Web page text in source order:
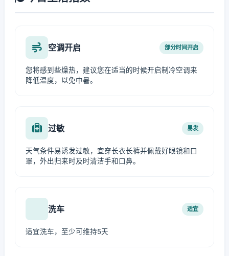
空调开启 部分时间开启
您将感到些燥热，建议您在适当的时候开启制冷空调来
降低温度，以免中暑。
过敏 易发
天气条件易诱发过敏，宜穿长衣长裤并佩戴好眼镜和口
罩，外出归来时及时清洁手和口鼻。
洗车 适宜
适宜洗车，至少可维持5天